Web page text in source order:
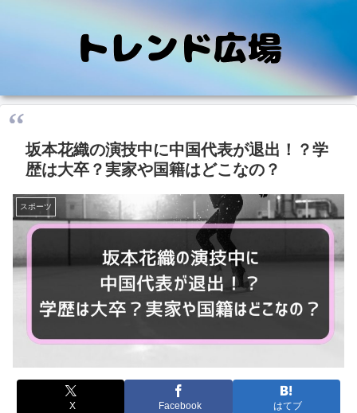
坂本花織の演技中に中国代表が退出！？学
歴は大卒？実家や国籍はどこなの？
スポーツ
X Facebook はてブ